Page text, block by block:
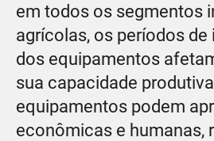
em todos os segmentos
agrícolas, os períodos
dos equipamentos
sua capacidade
equipamentos podem
econômicas e humanas,